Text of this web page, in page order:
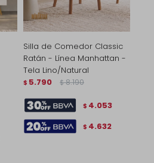
Silla de Comedor Classic
Ratán - Línea Manhattan -
Tela Lino/Natural
$ 5.790 $ 8.190
$ 4.053
$ 4.632